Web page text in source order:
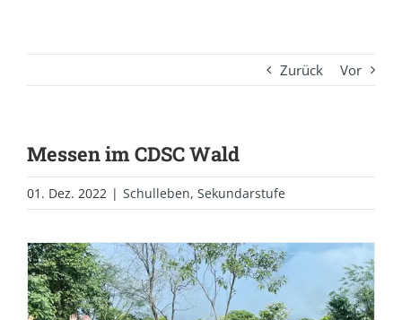
Zurück Vor
Messen im CDSC Wald
01. Dez. 2022 | Schulleben, Sekundarstufe